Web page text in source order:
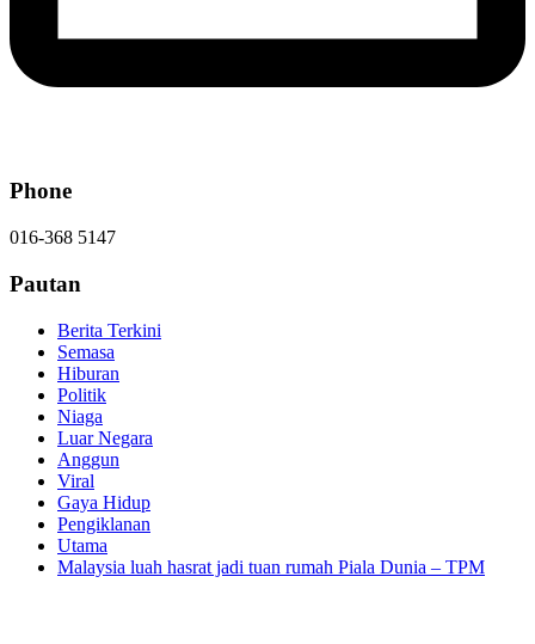
Phone
016-368 5147
Pautan
Berita Terkini
Semasa
Hiburan
Politik
Niaga
Luar Negara
Anggun
Viral
Gaya Hidup
Pengiklanan
Utama
Malaysia luah hasrat jadi tuan rumah Piala Dunia – TPM